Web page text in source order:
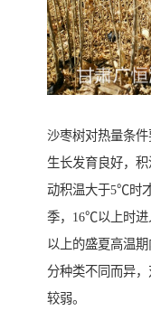
沙枣树对热量条
生长发育良好，
动积温大于5℃时
季，16℃以上时
以上的盛夏高温
分种类不同而异
较弱。